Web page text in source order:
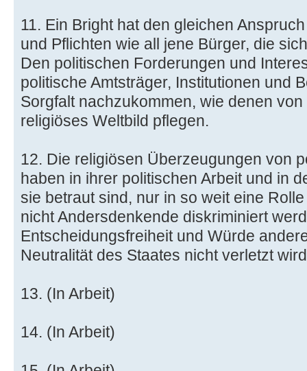
11. Ein Bright hat den gleichen
und Pflichten wie all jene Bürger, die
Den politischen Forderungen und
politische Amtsträger, Institutionen und
Sorgfalt nachzukommen, wie denen
religiöses Weltbild pflegen.
12. Die religiösen Überzeugungen von
haben in ihrer politischen Arbeit und in
sie betraut sind, nur in so weit eine
nicht Andersdenkende diskriminiert
Entscheidungsfreiheit und Würde
Neutralität des Staates nicht verletzt
13. (In Arbeit)
14. (In Arbeit)